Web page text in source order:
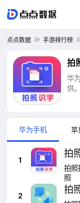
点点数据 手游排行榜
拍
华
供
字
华为手机 苹
1
拍
拍照
照
2
拍